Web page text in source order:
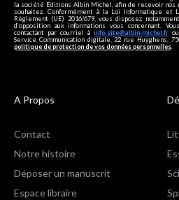
la société Editions Albin Michel, afin de recevoir
souhaitez. Conformément à la Loi Informatique et
Règlement (UE) 2016/679, vous disposez
d’opposition aux informations vous concernant.
contactant par courriel à info-site@albin-michel.fr
Service Communication digitale, 22 rue Huyghens,
politique de protection de vos données personnelles
A Propos
Contact
Notre histoire
Déposer un manuscrit
Espace libraire